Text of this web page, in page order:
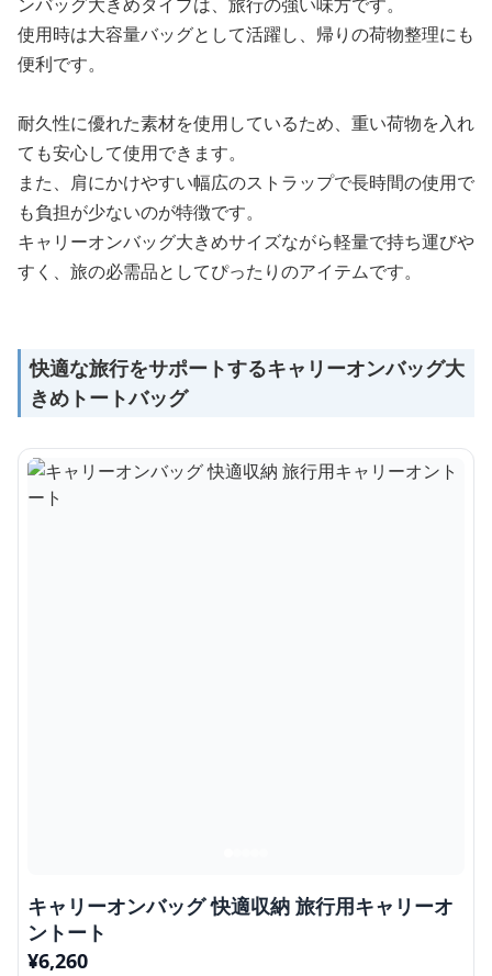
使用時は大容量バッグとして活躍し、帰りの荷物整理にも
便利です。
耐久性に優れた素材を使用しているため、重い荷物を入れ
ても安心して使用できます。
また、肩にかけやすい幅広のストラップで長時間の使用で
も負担が少ないのが特徴です。
キャリーオンバッグ大きめサイズながら軽量で持ち運びや
すく、旅の必需品としてぴったりのアイテムです。
快適な旅行をサポートするキャリーオンバッグ大
きめトートバッグ
キャリーオンバッグ 快適収納 旅行用キャリーオ
ントート
¥6,260